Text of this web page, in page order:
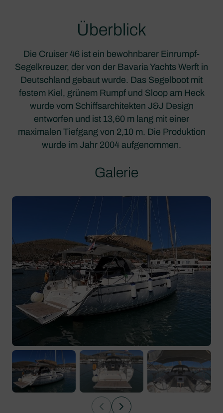
Überblick
Die Cruiser 46 ist ein bewohnbarer Einrumpf-
Segelkreuzer, der von der Bavaria Yachts Werft in
Deutschland gebaut wurde. Das Segelboot mit
festem Kiel, grünem Rumpf und Sloop am Heck
wurde vom Schiffsarchitekten J&J Design
entworfen und ist 13,60 m lang mit einer
maximalen Tiefgang von 2,10 m. Die Produktion
wurde im Jahr 2004 aufgenommen.
Galerie